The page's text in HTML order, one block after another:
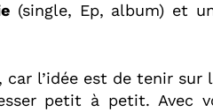
(single, Ep, album) et
l’idée est de tenir sur
petit à petit. Avec